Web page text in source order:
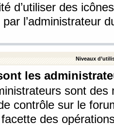
d’utiliser des
par l’administrateur
Niveaux
les
sont
contrôle sur le
des